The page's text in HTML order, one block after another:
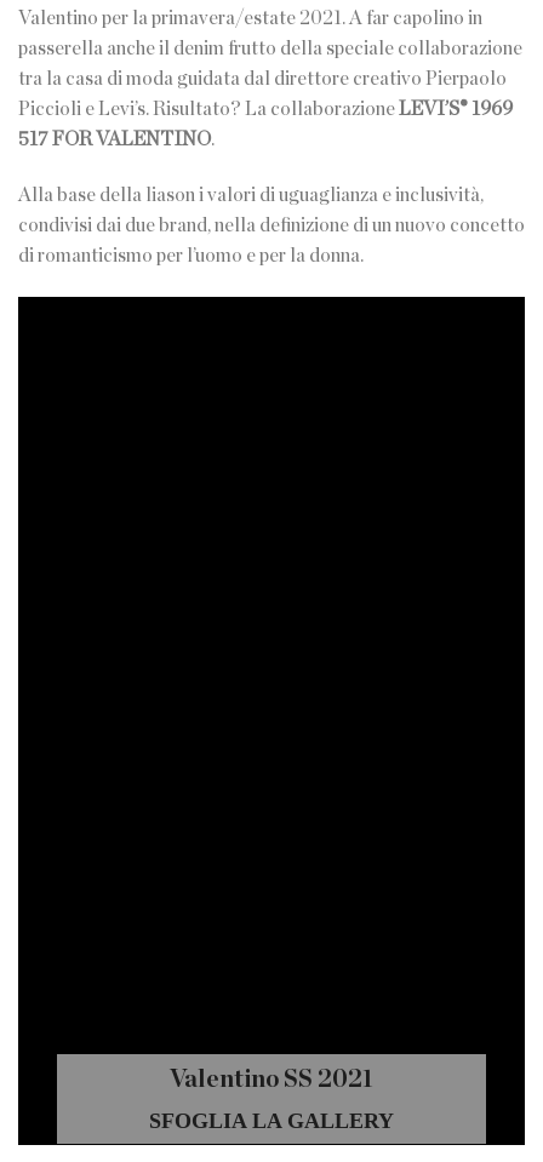
Valentino per la primavera/estate 2021. A far capolino in
passerella anche il denim frutto della speciale collaborazione
tra la casa di moda guidata dal direttore creativo Pierpaolo
Piccioli e Levi’s. Risultato? La collaborazione LEVI’S® 1969
517 FOR VALENTINO.
Alla base della liason i valori di uguaglianza e inclusività,
condivisi dai due brand, nella definizione di un nuovo concetto
di romanticismo per l’uomo e per la donna.
Valentino SS 2021
SFOGLIA LA GALLERY